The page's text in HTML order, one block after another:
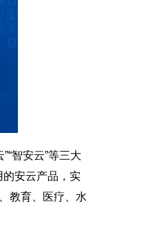
智安云”等三大
的安云产品，实
教育、医疗、水